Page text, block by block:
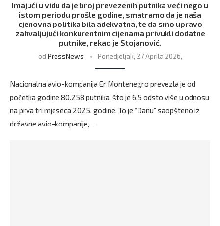
Imajući u vidu da je broj prevezenih putnika veći nego u
istom periodu prošle godine, smatramo da je naša
cjenovna politika bila adekvatna, te da smo upravo
zahvaljujući konkurentnim cijenama privukli dodatne
putnike, rekao je Stojanović.
od PressNews Ponedjeljak, 27 Aprila 2026,
Nacionalna avio-kompanija Er Montenegro prevezla je od
početka godine 80.258 putnika, što je 6,5 odsto više u odnosu
na prva tri mjeseca 2025. godine. To je “Danu” saopšteno iz
državne avio-kompanije, …